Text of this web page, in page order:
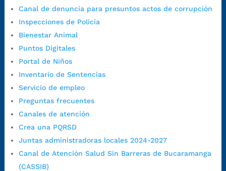
Canal de denuncia para presuntos actos de corrupción
Inspecciones de Policía
Bienestar Animal
Puntos Digitales
Portal de Niños
Inventario de Sentencias
Servicio de empleo
Preguntas frecuentes
Canales de atención
Crea una PQRSD
Juntas administradoras locales 2024-2027
Canal de Atención Salud Sin Barreras de Bucaramanga
(CASSIB)
Viernes: 7:00 a.m. a 5:00 p.m. en Jornada Continua con
30 minutos de descanso al medio día.
Horario de Atención CAME (Norte):
Dirección:Carrera 12 #16N-84 del barrio Kennedy.
Horario habitual de lunes a viernes en
a.m. a 3:00 p.m.
Teléfono Conmutador:
Líneagratuita:
+57 (607) 652 55 55
Correo Institucional:
contactenos@bucaramanga.gov.co
Correo de notificaciones
judiciales:
notificaciones@bucaramanga.gov.co
Canal de denuncia para presuntos actos de corrupción:
https://canaldenuncia.bucaramanga.gov.co/